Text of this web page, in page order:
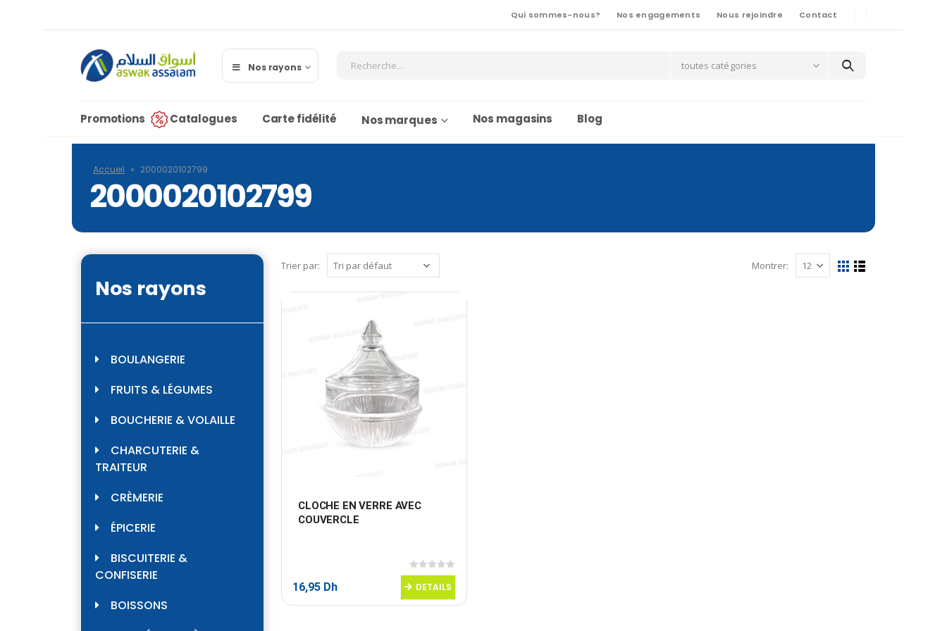
Qui sommes-nous? Nos engagements Nous rejoindre Contact
Nos rayons toutes catégories
Promotions Catalogues Carte fidélité Nos marques Nos magasins Blog
Accueil » 2000020102799
2000020102799
Trier par: Montrer:
CLOCHE EN VERRE AVEC
COUVERCLE
0sur 5
16,95 Dh DETAILS
Nos rayons
BOULANGERIE
FRUITS & LÉGUMES
BOUCHERIE & VOLAILLE
CHARCUTERIE &
TRAITEUR
CRÈMERIE
ÉPICERIE
BISCUITERIE &
CONFISERIE
BOISSONS